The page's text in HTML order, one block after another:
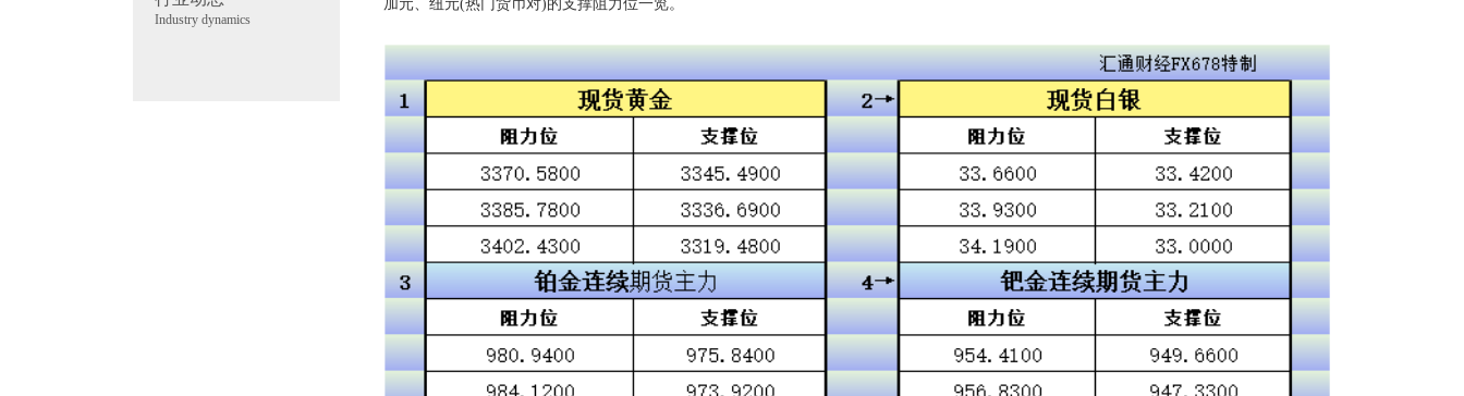
Industry dynamics
加元、纽元(热门货币对)的支撑阻力位一览。